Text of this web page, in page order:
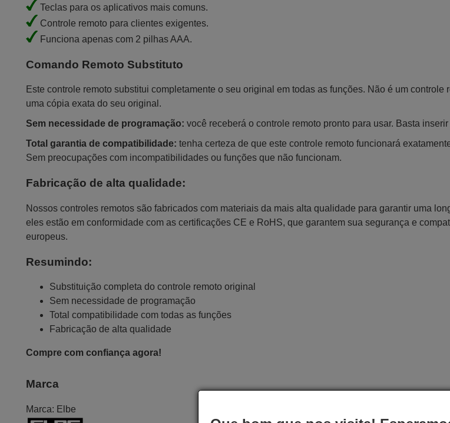
Teclas para os aplicativos mais comuns.
Controle remoto para clientes exigentes.
Funciona apenas com 2 pilhas AAA.
Comando Remoto Substituto
Este controle remoto substitui completamente o seu original em todas as funções. Não é um controle
uma cópia exata do seu original.
Sem necessidade de programação: você receberá o controle remoto pronto para usar. Basta
Total garantia de compatibilidade: tenha certeza de que este controle remoto funcionará
Sem preocupações com incompatibilidades ou funções que não funcionam.
Fabricação de alta qualidade:
Nossos controles remotos são fabricados com materiais da mais alta qualidade para garantir uma
eles estão em conformidade com as certificações CE e RoHS, que garantem sua segurança e
europeus.
Resumindo:
Substituição completa do controle remoto original
Sem necessidade de programação
Total compatibilidade com todas as funções
Fabricação de alta qualidade
Compre com confiança agora!
Marca
Marca: Elbe